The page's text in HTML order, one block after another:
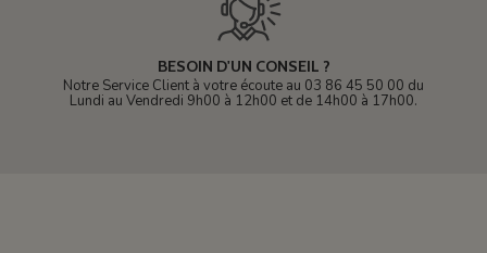
BESOIN D'UN CONSEIL ?
Notre Service Client à votre écoute au 03 86 45 50 00 du
Lundi au Vendredi 9h00 à 12h00 et de 14h00 à 17h00.